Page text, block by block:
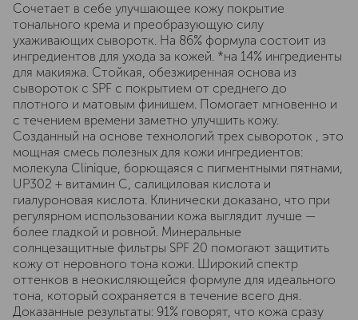
Сочетает в себе улучшающее кожу покрытие
тонального крема и преобразующую силу
ухаживающих сыворотк. На 86% формула состоит из
ингредиентов для ухода за кожей. *на 14% ингредиенты
для макияжа. Стойкая, обезжиренная основа из
сывороток с SPF с покрытием от среднего до
плотного и матовым финишем. Помогает мгновенно и
с течением времени заметно улучшить кожу.
Созданный на основе технологий трех сывороток , это
мощная смесь полезных для кожи ингредиентов:
молекула Clinique, борющаяся с пигментными пятнами,
UP302 + витамин С, салициловая кислота и
гиалуроновая кислота. Клинически доказано, что при
регулярном использовании кожа выглядит лучше —
более гладкой и ровной. Минеральные
солнцезащитные фильтры SPF 20 помогают защитить
кожу от неровного тона кожи. Широкий спектр
оттенков в неокисляющейся формуле для идеального
тона, который сохраняется в течение всего дня.
Доказанные результаты: 91% говорят, что кожа сразу